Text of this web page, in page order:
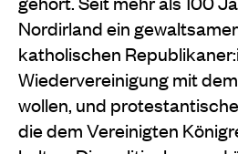
Nordirland ein
katholischen
Wiedervereinigung mit
wollen, und
die dem Vereinigten